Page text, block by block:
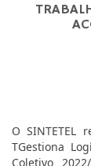
O SINTETEL
TGestiona
Coletivo